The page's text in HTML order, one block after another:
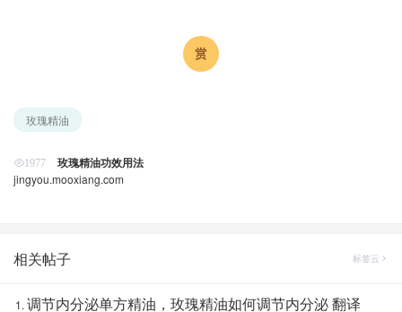
玫瑰精油
1977 玫瑰精油功效用法
jingyou.mooxiang.com
相关帖子 标签云
调节内分泌单方精油，玫瑰精油如何调节内分泌 翻译